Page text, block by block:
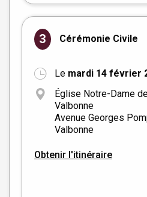
3 Cérémonie Civile
Le mardi 14 février
Église Notre-Dame
Valbonne
Avenue Georges
Valbonne
Obtenir l'itinéraire